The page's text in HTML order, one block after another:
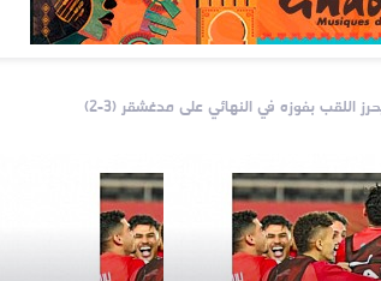
اللقب بفوزه في النهائي على مدغشقر (3-2)